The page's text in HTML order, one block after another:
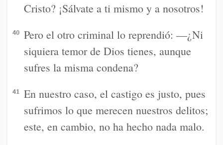
Cristo? ¡Sálvate a ti mismo y a nosotros!
40 Pero el otro criminal lo reprendió: —¿Ni
siquiera temor de Dios tienes, aunque
sufres la misma condena?
41 En nuestro caso, el castigo es justo, pues
sufrimos lo que merecen nuestros delitos;
este, en cambio, no ha hecho nada malo.